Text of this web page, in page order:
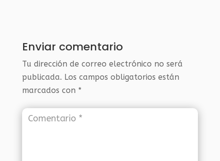
Enviar comentario
Tu dirección de correo electrónico no será
publicada. Los campos obligatorios están
marcados con *